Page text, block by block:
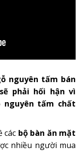
nguyên tấm bán
phải hối hận vì
tấm chất
các bộ bàn ăn mặt
nhiều người mua